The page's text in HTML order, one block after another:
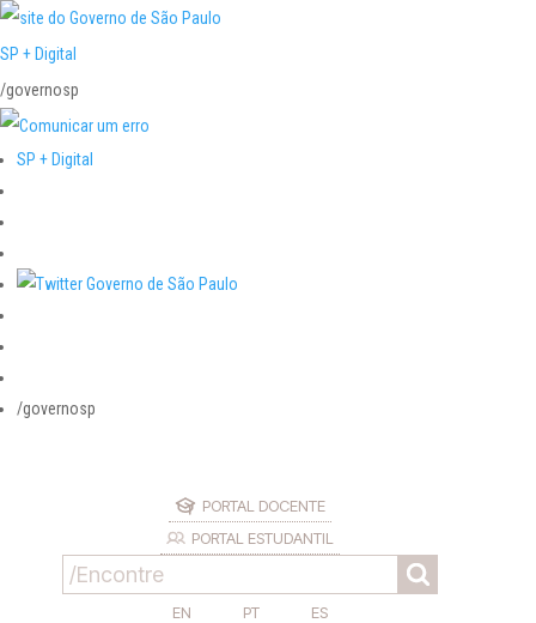
SP + Digital
/governosp
SP + Digital
/governosp
PORTAL DOCENTE
PORTAL ESTUDANTIL
EN PT ES